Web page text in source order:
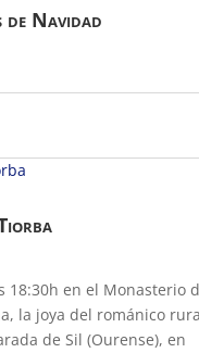
de Navidad
18:30h en el Monasterio
la joya del románico
de Sil (Ourense), en